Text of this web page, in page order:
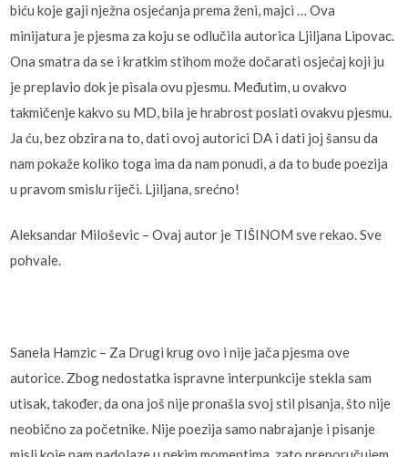
biću koje gaji nježna osjećanja prema ženi, majci … Ova
minijatura je pjesma za koju se odlučila autorica Ljiljana Lipovac.
Ona smatra da se i kratkim stihom može dočarati osjećaj koji ju
je preplavio dok je pisala ovu pjesmu. Međutim, u ovakvo
takmičenje kakvo su MD, bila je hrabrost poslati ovakvu pjesmu.
Ja ću, bez obzira na to, dati ovoj autorici DA i dati joj šansu da
nam pokaže koliko toga ima da nam ponudi, a da to bude poezija
u pravom smislu riječi. Ljiljana, srećno!
Aleksandar Miloševic – Ovaj autor je TIŠINOM sve rekao. Sve
pohvale.
Sanela Hamzic – Za Drugi krug ovo i nije jača pjesma ove
autorice. Zbog nedostatka ispravne interpunkcije stekla sam
utisak, također, da ona još nije pronašla svoj stil pisanja, što nije
neobično za početnike. Nije poezija samo nabrajanje i pisanje